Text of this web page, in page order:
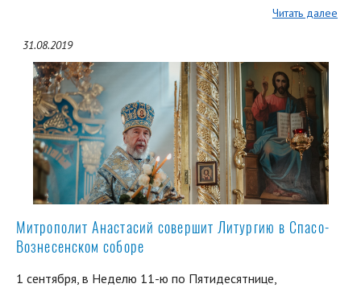
Читать далее
31.08.2019
Митрополит Анастасий совершит Литургию в Спасо-
Вознесенском соборе
1 сентября, в Неделю 11-ю по Пятидесятнице,